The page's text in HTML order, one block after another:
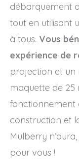
débarquement
tout en utilisant
à tous. Vous
expérience de
projection et un
maquette de 25
fonctionnement
construction et
Mulberry
pour vous !